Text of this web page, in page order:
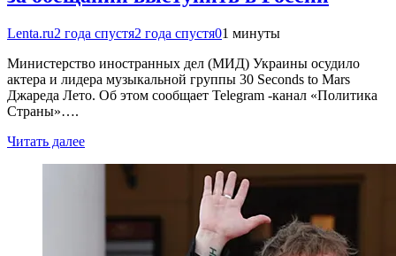
Lenta.ru2 года спустя2 года спустя01 минуты
Министерство иностранных дел (МИД) Украины осудило
актера и лидера музыкальной группы 30 Seconds to Mars
Джареда Лето. Об этом сообщает Telegram -канал «Политика
Страны»….
Читать далее